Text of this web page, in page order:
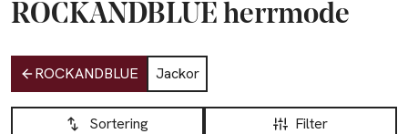
ROCKANDBLUE herrmode
Hoppa till produktsidan
ROCKANDBLUE
Jackor
Hoppa till produktsidan
Filter
Sortering
Lista över produkter